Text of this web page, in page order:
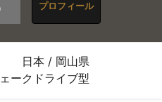
プロフィール
日本 / 岡山県
ークドライブ型